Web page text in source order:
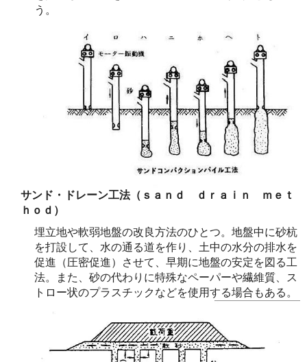
う。
サンド・ドレーン工法（ｓａｎｄ ｄｒａｉｎ ｍｅｔ
ｈｏｄ）
埋立地や軟弱地盤の改良方法のひとつ。地盤中に砂杭
を打設して、水の通る道を作り、土中の水分の排水を
促進（圧密促進）させて、早期に地盤の安定を図る工
法。また、砂の代わりに特殊なペーパーや繊維質、ス
トロー状のプラスチックなどを使用する場合もある。